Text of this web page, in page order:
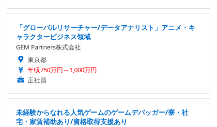
「グローバルリサーチャー/データアナリスト」アニメ・キ
ャラクタービジネス領域
GEM Partners株式会社
東京都
年収750万円～1,000万円
正社員
未経験からなれる人気ゲームのゲームデバッガー/寮・社
宅・家賃補助あり/資格取得支援あり